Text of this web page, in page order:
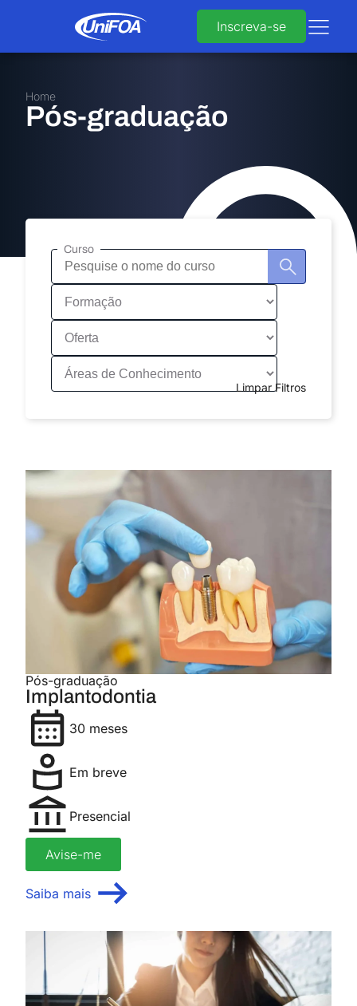
Inscreva-se
Home
Pós-graduação
Curso
Pesquisa
curso
Limpar Filtros
Pós-graduação
Implantodontia
30 meses
Em breve
Presencial
Avise-me
Saiba mais